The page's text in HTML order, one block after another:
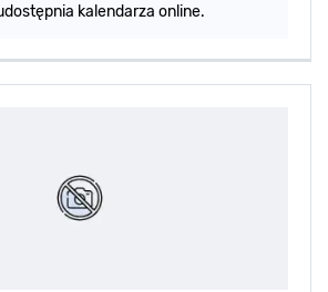
kalendarza online.